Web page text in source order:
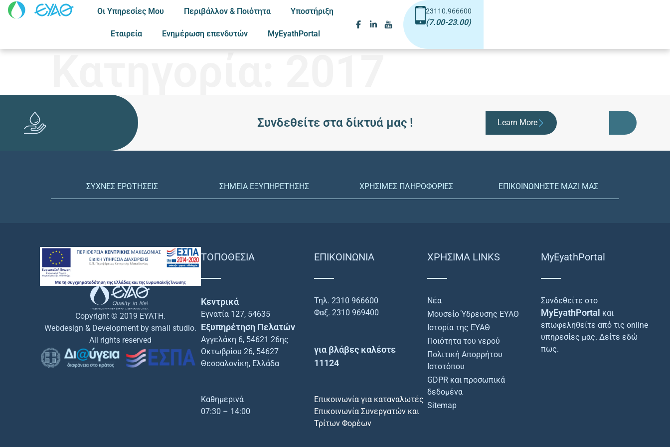
Οι Υπηρεσίες Μου Περιβάλλον & Ποιότητα Υποστήριξη
Εταιρεία Ενημέρωση επενδυτών MyEyathPortal
23110.966600
(7.00-23.00)
Συνδεθείτε στα δίκτυά μας ! Learn More
ΣΥΧΝΕΣ ΕΡΩΤΗΣΕΙΣ ΣΗΜΕΙΑ ΕΞΥΠΗΡΕΤΗΣΗΣ ΧΡΗΣΙΜΕΣ ΠΛΗΡΟΦΟΡΙΕΣ ΕΠΙΚΟΙΝΩΝΗΣΤΕ ΜΑΖΙ ΜΑΣ
Copyright © 2019 EYATH.
Webdesign & Development by small studio.
All rights reserved
ΤΟΠΟΘΕΣΙΑ
Κεντρικά
Εγνατία 127, 54635
Εξυπηρέτηση Πελατών
Αγγελάκη 6, 54621 26ης
Οκτωβρίου 26, 54627
Θεσσαλονίκη, Ελλάδα
Καθημερινά
07:30 – 14:00
ΕΠΙΚΟΙΝΩΝΙΑ
Τηλ. 2310 966600
Φαξ. 2310 969400
για βλάβες καλέστε
11124
Επικοινωνία για καταναλωτές
Επικοινωνία Συνεργατών και
Τρίτων Φορέων
ΧΡΗΣΙΜΑ LINKS
Νέα
Μουσείο Ύδρευσης ΕΥΑΘ
Ιστορία της ΕΥΑΘ
Ποιότητα του νερού
Πολιτική Απορρήτου
Ιστοτόπου
GDPR και προσωπικά
δεδομένα
Sitemap
MyEyathPortal
Συνδεθείτε στο
MyEyathPortal και
επωφεληθείτε από τις online
υπηρεσίες μας. Δείτε εδώ
πως.